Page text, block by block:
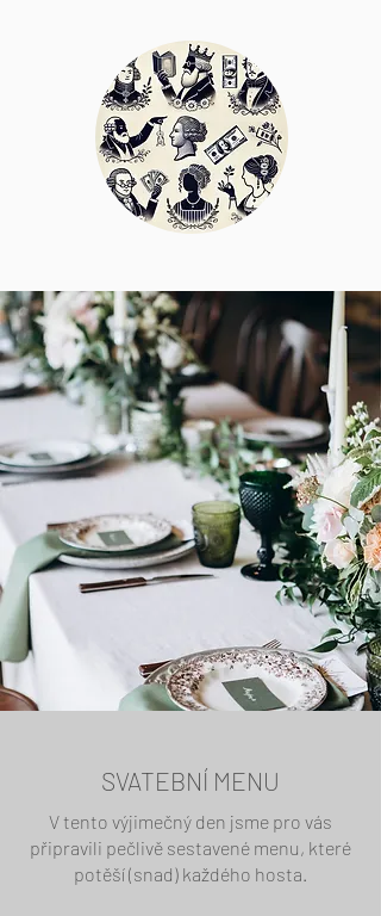
SVATEBNÍ MENU
V tento výjimečný den jsme pro vás
připravili pečlivě sestavené menu, které
potěší (snad) každého hosta.